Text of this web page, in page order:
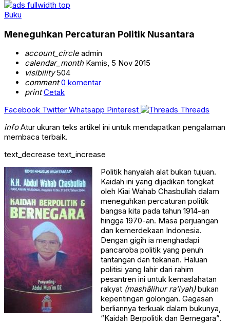
Buku
Meneguhkan Percaturan Politik Nusantara
account_circleadmin
calendar_monthKamis, 5 Nov 2015
visibility504
comment 0 komentar
print Cetak
Facebook Twitter Whatsapp Pinterest
Threads
infoAtur ukuran teks artikel ini untuk mendapatkan pengalaman
membaca terbaik.
text_decrease text_increase
Politik hanyalah alat bukan tujuan.
Kaidah ini yang dijadikan tongkat
oleh Kiai Wahab Chasbullah dalam
meneguhkan percaturan politik
bangsa kita pada tahun 1914-an
hingga 1970-an. Masa perjuangan
dan kemerdekaan Indonesia.
Dengan gigih ia menghadapi
pancaroba politik yang penuh
tantangan dan tekanan. Haluan
politisi yang lahir dari rahim
pesantren ini untuk kemaslahatan
rakyat (mashâlihur ra’iyah)bukan
kepentingan golongan. Gagasan
berliannya terkuak dalam bukunya,
“Kaidah Berpolitik dan Bernegara”.